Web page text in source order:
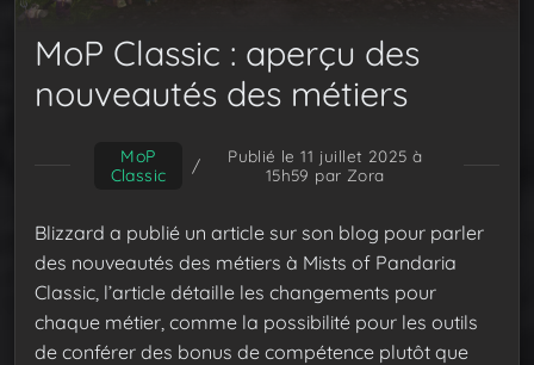
MoP Classic : aperçu des
nouveautés des métiers
MoP
Classic
/
Publié le 11 juillet 2025 à
15h59 par Zora
Blizzard a publié un article sur son blog pour parler
des nouveautés des métiers à Mists of Pandaria
Classic, l’article détaille les changements pour
chaque métier, comme la possibilité pour les outils
de conférer des bonus de compétence plutôt que